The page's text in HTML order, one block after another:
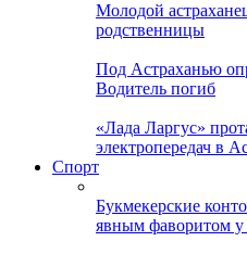
Молодой
родственницы
Под Астраханью
Водитель погиб
«Лада Ларгус»
электропередач в
Спорт
Букмекерские
явным фаворитом